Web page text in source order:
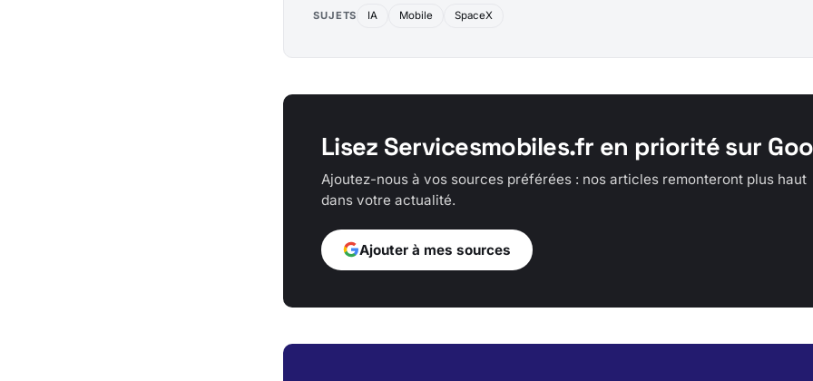
SUJETS IA Mobile SpaceX
Lisez Servicesmobiles.fr en priorité sur
Ajoutez-nous à vos sources préférées : nos articles remonteront plus haut
dans votre actualité.
Ajouter à mes sources